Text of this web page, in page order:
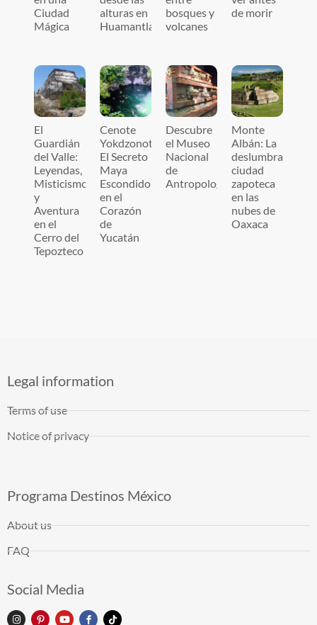
Ciudad
Mágica
alturas en
Huamantla
bosques y
volcanes
de morir
El
Guardián
del Valle:
Leyendas,
Misticismo
y
Aventura
en el
Cerro del
Tepozteco
Cenote
Yokdzonot:
El Secreto
Maya
Escondido
en el
Corazón
de
Yucatán
Descubre
el Museo
Nacional
de
Antropología
Monte
Albán: La
deslumbrante
ciudad
zapoteca
en las
nubes de
Oaxaca
Legal information
Terms of use
Notice of privacy
Programa Destinos México
About us
FAQ
Social Media